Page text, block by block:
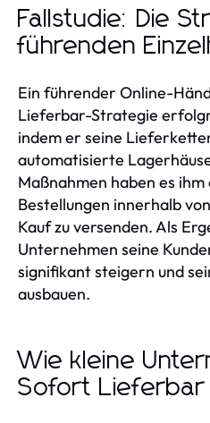
Fallstudie: Die
führenden
Ein führender Online-
Lieferbar-Strategie
indem er seine
automatisierte
Maßnahmen haben es
Bestellungen innerhalb
Kauf zu versenden. Als
Unternehmen seine
signifikant steigern und
ausbauen.
Wie kleine
Sofort